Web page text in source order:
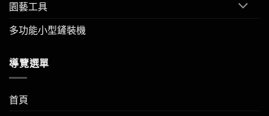
園藝工具
多功能小型鏟裝機
導覽選單
首頁